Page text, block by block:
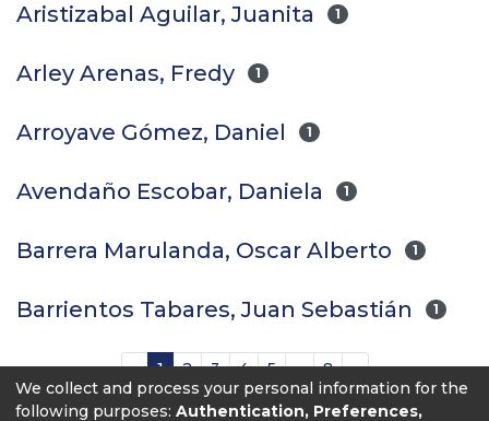
Aristizabal Aguilar, Juanita 1
Arley Arenas, Fredy 1
Arroyave Gómez, Daniel 1
Avendaño Escobar, Daniela 1
Barrera Marulanda, Oscar Alberto 1
Barrientos Tabares, Juan Sebastián 1
« 1(current)
2 3 4 5 ... 8
»
We collect and process your personal information for the
following purposes: Authentication, Preferences,